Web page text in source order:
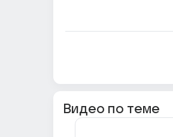
Видео по теме